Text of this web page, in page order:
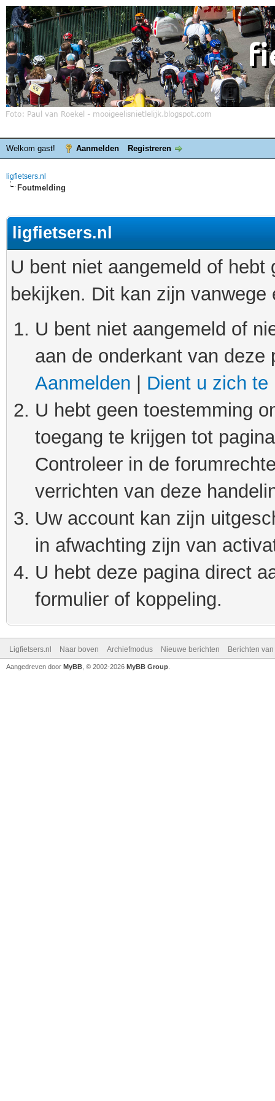
Welkom gast! Aanmelden Registreren
ligfietsers.nl
Foutmelding
ligfietsers.nl
U bent niet aangemeld of
bekijken. Dit kan zijn
U bent niet aangemeld of
aan de onderkant van
Aanmelden
Dient u zich te
U hebt geen toestemming
toegang te krijgen tot
Controleer in de
verrichten van deze
Uw account kan zijn
in afwachting zijn van
U hebt deze pagina direct
formulier of koppeling.
Ligfietsers.nl Naar boven Archiefmodus Nieuwe berichten Berichten
Aangedreven door MyBB , © 2002-2026 MyBB Group